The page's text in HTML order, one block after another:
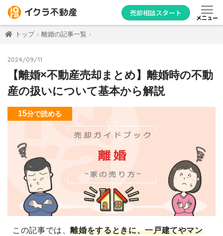
売却相談スタート
メニュー
トップ 離婚の記事一覧
2024/09/11
【離婚×不動産売却まとめ】離婚時の不動
産の扱いについて基本から解説
15分で読める
この記事では、離婚をするときに、一戸建てやマン